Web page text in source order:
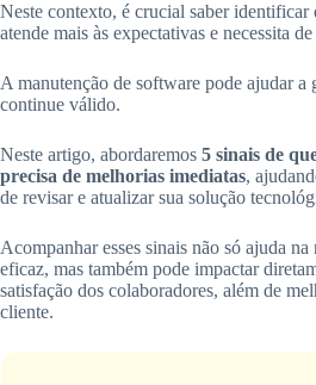
Neste contexto, é crucial saber
atende mais às expectativas e necessita
A manutenção de software pode ajudar a
continue válido.
Neste artigo, abordaremos 5 sinais de
precisa de melhorias imediatas,
de revisar e atualizar sua solução
Acompanhar esses sinais não só ajuda
eficaz, mas também pode impactar
satisfação dos colaboradores, além de
cliente.